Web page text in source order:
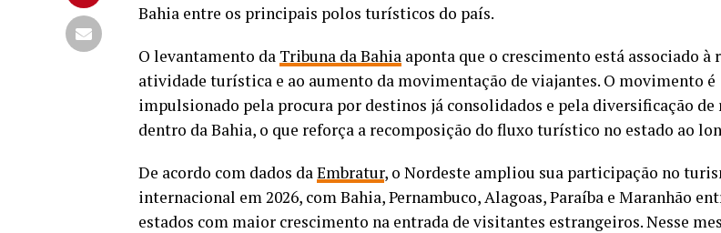
Bahia entre os principais polos turísticos do país.
O levantamento da Tribuna da Bahia aponta que o crescimento está associado à
atividade turística e ao aumento da movimentação de viajantes. O movimento é
impulsionado pela procura por destinos já consolidados e pela diversificação
dentro da Bahia, o que reforça a recomposição do fluxo turístico no estado ao
De acordo com dados daEmbratur, o Nordeste ampliou sua participação no
internacional em 2026, com Bahia, Pernambuco, Alagoas, Paraíba e Maranhão
estados com maior crescimento na entrada de visitantes estrangeiros. Nesse